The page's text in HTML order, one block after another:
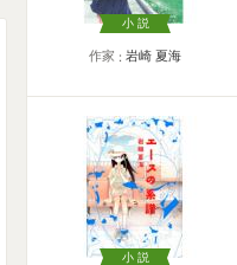
小説
作家 岩崎 夏海
小説